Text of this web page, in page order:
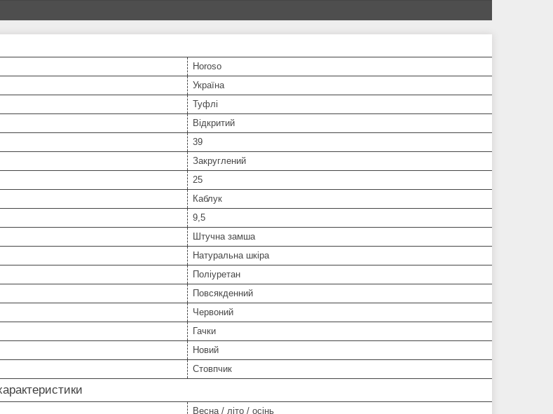
Horoso
Україна
Туфлі
Відкритий
39
Закруглений
25
Каблук
9,5
Штучна замша
Натуральна шкіра
Поліуретан
Повсякденний
Червоний
Гачки
Новий
Стовпчик
Весна / літо / осінь